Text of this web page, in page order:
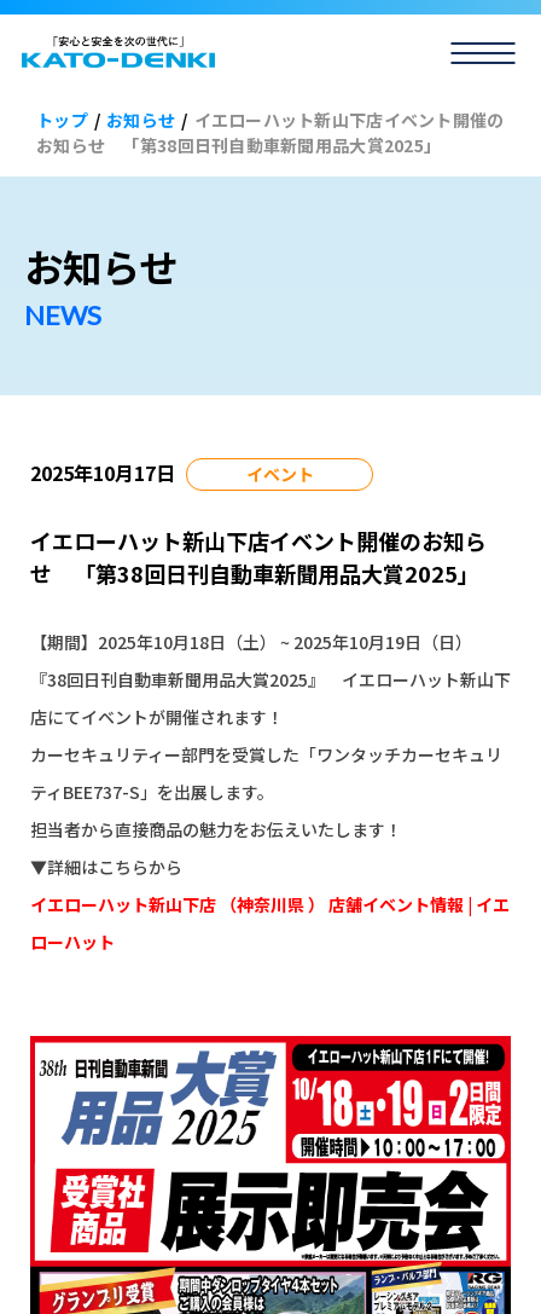
トップ / お知らせ / イエローハット新山下店イベント開催の
お知らせ 「第38回日刊自動車新聞用品大賞2025」
お知らせ
2025年10月17日 イベント
イエローハット新山下店イベント開催のお知ら
せ 「第38回日刊自動車新聞用品大賞2025」
【期間】2025年10月18日（土） ~ 2025年10月19日（日）
『38回日刊自動車新聞用品大賞2025』 イエローハット新山下
店にてイベントが開催されます！
カーセキュリティー部門を受賞した「ワンタッチカーセキュリ
ティBEE737-S」を出展します。
担当者から直接商品の魅力をお伝えいたします！
▼詳細はこちらから
イエローハット新山下店 （神奈川県 ） 店舗イベント情報 | イエ
ローハット